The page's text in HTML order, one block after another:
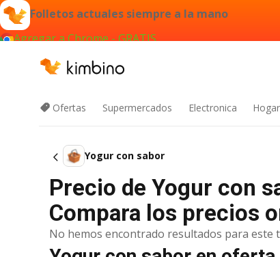
Folletos actuales siempre a la mano
Agregar a Chrome - GRATIS
Ofertas Supermercados Electronica
Yogur con sabor
Precio de Yogur con
Compara los precios
No hemos encontrado resultados para este